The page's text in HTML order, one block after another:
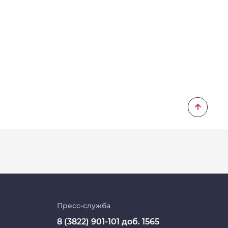
Цифровые сервисы
Единая платежная система
Пресс-служба
8 (3822) 901-101 доб. 1565